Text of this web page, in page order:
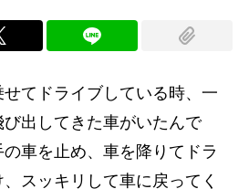
せてドライブしている時、一
出してきた車がいたんで
車を止め、車を降りてドラ
スッキリして車に戻ってく